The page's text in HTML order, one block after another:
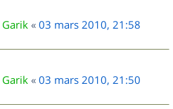
Garik « 03 mars 2010, 21:58
Garik « 03 mars 2010, 21:50